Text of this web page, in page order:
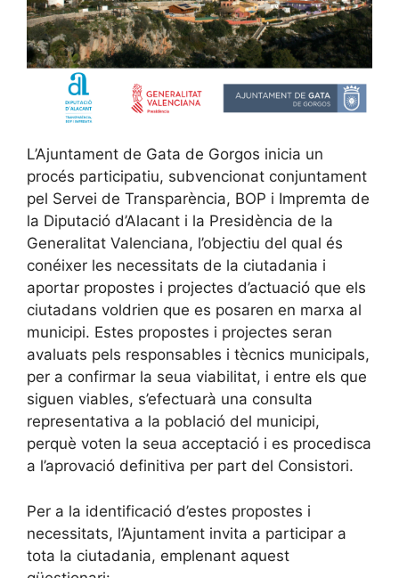
L’Ajuntament de Gata de Gorgos inicia un
procés participatiu, subvencionat conjuntament
pel Servei de Transparència, BOP i Impremta de
la Diputació d’Alacant i la Presidència de la
Generalitat Valenciana, l’objectiu del qual és
conéixer les necessitats de la ciutadania i
aportar propostes i projectes d’actuació que els
ciutadans voldrien que es posaren en marxa al
municipi. Estes propostes i projectes seran
avaluats pels responsables i tècnics municipals,
per a confirmar la seua viabilitat, i entre els que
siguen viables, s’efectuarà una consulta
representativa a la població del municipi,
perquè voten la seua acceptació i es procedisca
a l’aprovació definitiva per part del Consistori.
Per a la identificació d’estes propostes i
necessitats, l’Ajuntament invita a participar a
tota la ciutadania, emplenant aquest